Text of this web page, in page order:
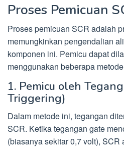
Proses Pemicuan
Proses pemicuan SCR adalah
memungkinkan pengendalian
komponen ini. Pemicu dapat
menggunakan beberapa
1. Pemicu oleh
Triggering)
Dalam metode ini, tegangan
SCR. Ketika tegangan gate
(biasanya sekitar 0,7 volt),